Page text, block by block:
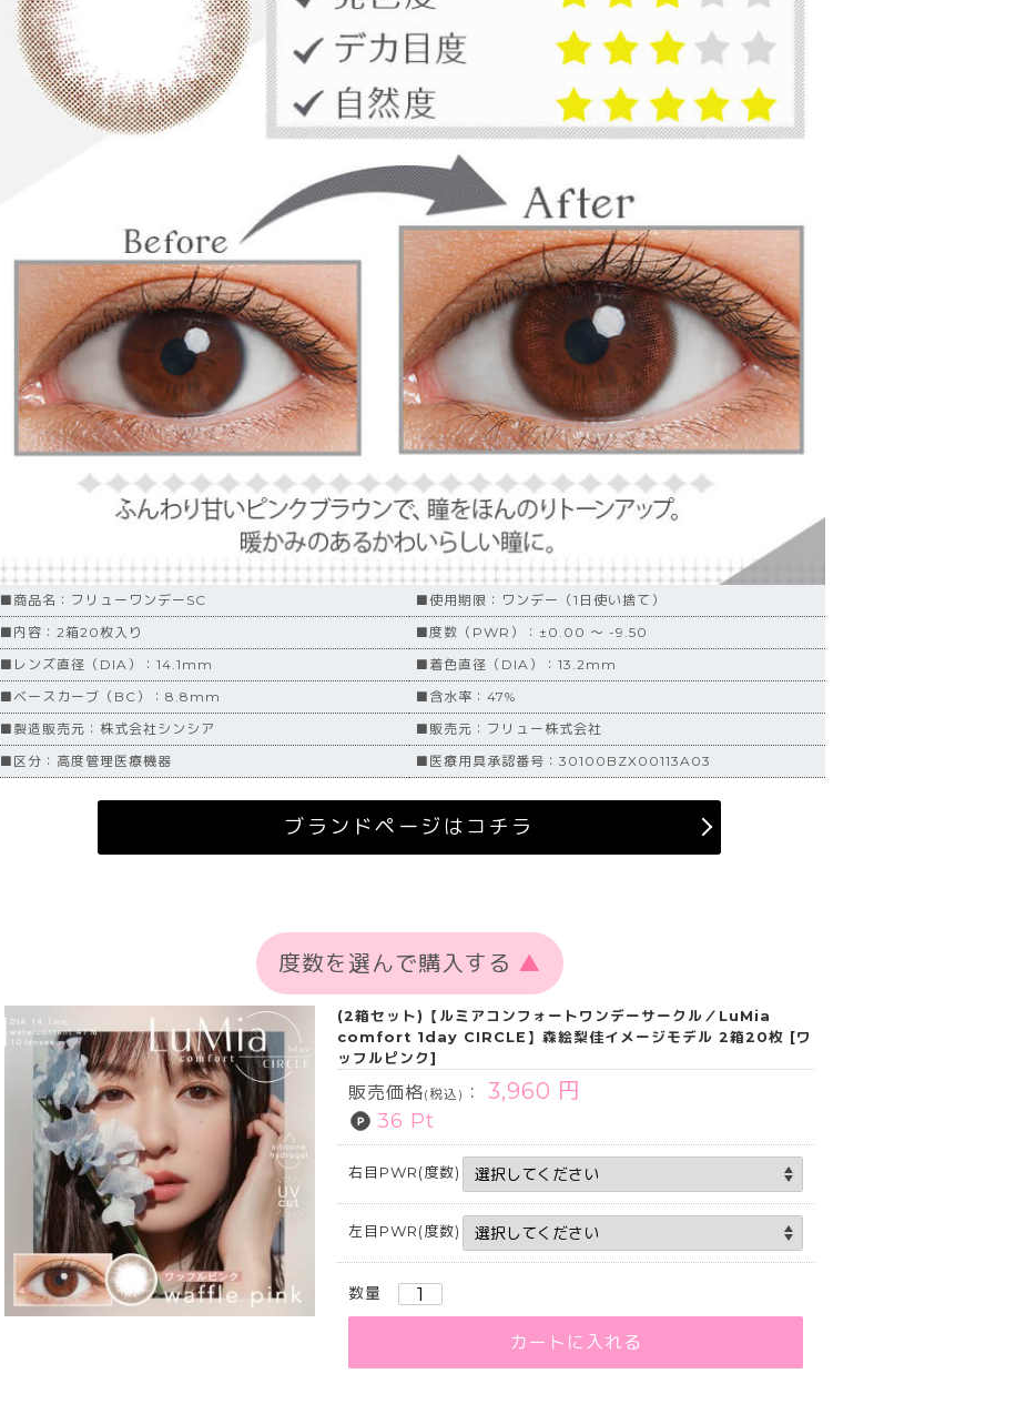
■商品名：フリューワンデーSC
■使用期限：ワンデー（1日使い捨て）
■内容：2箱20枚入り
■度数（PWR）：±0.00 ～ -9.50
■レンズ直径（DIA）：14.1mm
■着色直径（DIA）：13.2mm
■ベースカーブ（BC）：8.8mm
■含水率：47%
■製造販売元：株式会社シンシア
■販売元：フリュー株式会社
■区分：高度管理医療機器
■医療用具承認番号：30100BZX00113A03
ブランドページはコチラ
度数を選んで購入する ▲
(2箱セット)【ルミアコンフォートワンデーサークル／LuMia
comfort 1day CIRCLE】森絵梨佳イメージモデル 2箱20枚 [ワ
ッフルピンク]
販売価格(税込) ： 3,960 円
36 Pt
右目PWR(度数)
左目PWR(度数)
数量
カートに入れる